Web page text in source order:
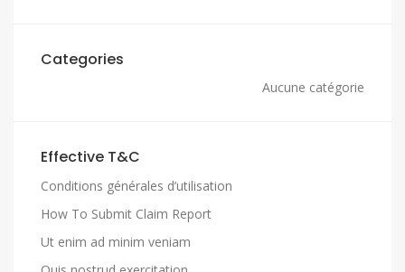
Categories
Aucune catégorie
Effective T&C
Conditions générales d’utilisation
How To Submit Claim Report
Ut enim ad minim veniam